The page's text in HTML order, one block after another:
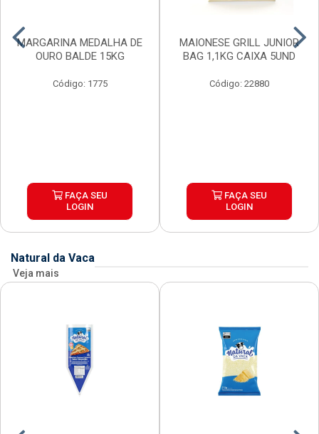
MARGARINA MEDALHA DE
OURO BALDE 15KG
Código: 1775
FAÇA SEU
LOGIN
MAIONESE GRILL JUNIOR
BAG 1,1KG CAIXA 5UND
Código: 22880
FAÇA SEU
LOGIN
Natural da Vaca
Veja mais